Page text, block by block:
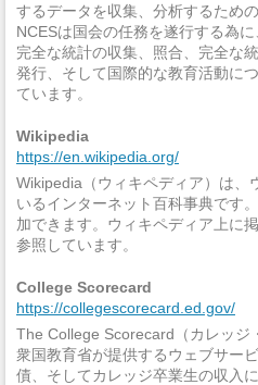
するデータを収集、分析するため
NCESは国会の任務を遂行する為
完全な統計の収集、照合、完全な
発行、そして国際的な教育活動に
ています。
Wikipedia
https://en.wikipedia.org/
Wikipedia（ウィキペディア）は、
いるインターネット百科事典です
加できます。ウィキペディア上に
参照しています。
College Scorecard
https://collegescorecard.ed.gov/
The College Scorecard（カレッジ
衆国教育省が提供するウェブサー
債、そしてカレッジ卒業生の収入